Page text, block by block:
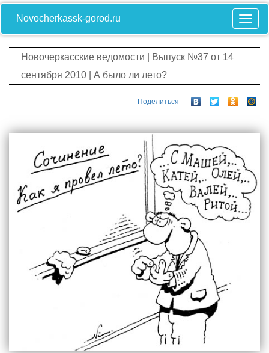
Novocherkassk-gorod.ru
Новочеркасские ведомости
Выпуск №37 от 14
сентября 2010 | А было ли лето?
Поделиться
…